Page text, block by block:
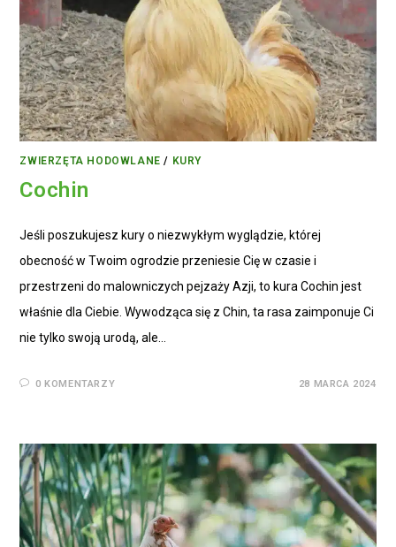
ZWIERZĘTA HODOWLANE / KURY
Cochin
Jeśli poszukujesz kury o niezwykłym wyglądzie, której
obecność w Twoim ogrodzie przeniesie Cię w czasie i
przestrzeni do malowniczych pejzaży Azji, to kura Cochin jest
właśnie dla Ciebie. Wywodząca się z Chin, ta rasa zaimponuje Ci
nie tylko swoją urodą, ale…
0 KOMENTARZY 28 MARCA 2024